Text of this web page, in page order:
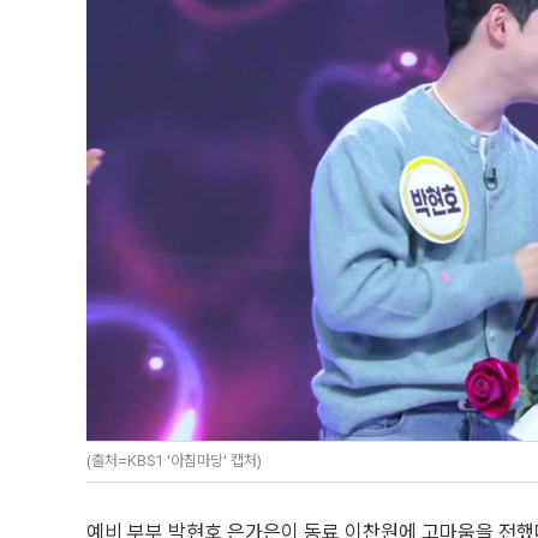
(출처=KBS1 '아침마당' 캡처)
예비 부부 박현호 은가은이 동료 이찬원에 고마움을 전